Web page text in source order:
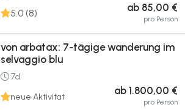
5.0 (8) ab 85,00 €
pro Person
von arbatax: 7-tägige wanderung im
selvaggio blu
7d
neue Aktivität
ab 1.800,00 €
pro Person